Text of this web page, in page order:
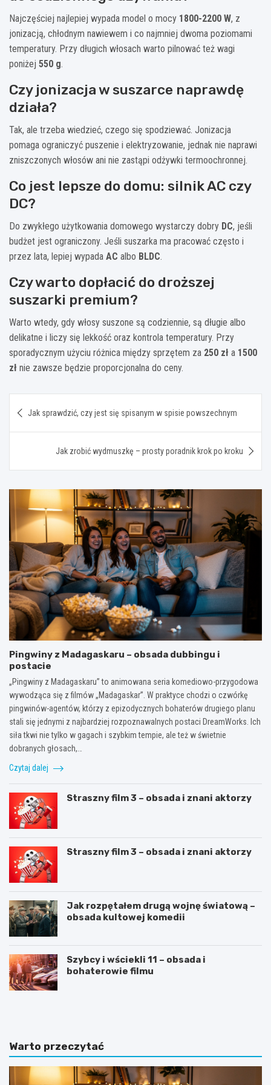
Najczęściej najlepiej wypada model o mocy 1800-2200 W, z
jonizacją, chłodnym nawiewem i co najmniej dwoma poziomami
temperatury. Przy długich włosach warto pilnować też wagi
poniżej 550 g.
Czy jonizacja w suszarce naprawdę
działa?
Tak, ale trzeba wiedzieć, czego się spodziewać. Jonizacja
pomaga ograniczyć puszenie i elektryzowanie, jednak nie naprawi
zniszczonych włosów ani nie zastąpi odżywki termoochronnej.
Co jest lepsze do domu: silnik AC czy
DC?
Do zwykłego użytkowania domowego wystarczy dobry DC, jeśli
budżet jest ograniczony. Jeśli suszarka ma pracować często i
przez lata, lepiej wypada AC albo BLDC.
Czy warto dopłacić do droższej
suszarki premium?
Warto wtedy, gdy włosy suszone są codziennie, są długie albo
delikatne i liczy się lekkość oraz kontrola temperatury. Przy
sporadycznym użyciu różnica między sprzętem za 250 zł a 1500
zł nie zawsze będzie proporcjonalna do ceny.
wpisu
Jak sprawdzić, czy jest się spisanym w spisie powszechnym
Jak zrobić wydmuszkę – prosty poradnik krok po kroku
Pingwiny z Madagaskaru – obsada dubbingu i
postacie
„Pingwiny z Madagaskaru” to animowana seria komediowo-przygodowa
wywodząca się z filmów „Madagaskar”. W praktyce chodzi o czwórkę
pingwinów-agentów, którzy z epizodycznych bohaterów drugiego planu
stali się jednymi z najbardziej rozpoznawalnych postaci DreamWorks. Ich
siła tkwi nie tylko w gagach i szybkim tempie, ale też w świetnie
dobranych głosach,…
Czytaj dalej
Straszny film 3 – obsada i znani aktorzy
Straszny film 3 – obsada i znani aktorzy
Jak rozpętałem drugą wojnę światową –
obsada kultowej komedii
Szybcy i wściekli 11 – obsada i
bohaterowie filmu
C
6
”
–
s
J
p
i
s
a
Warto przeczytać